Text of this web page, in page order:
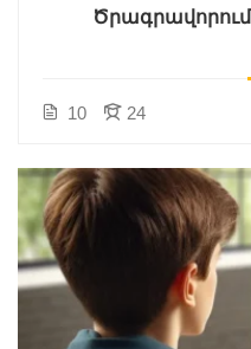
Ծրագրավորում
10 24